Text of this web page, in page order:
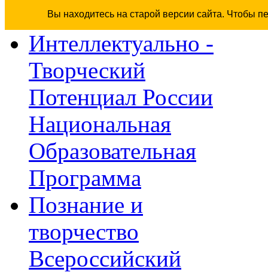
Вы находитесь на старой версии сайта. Чтобы
Интеллектуально -
Творческий
Потенциал России
Национальная
Образовательная
Программа
Познание и
творчество
Всероссийский